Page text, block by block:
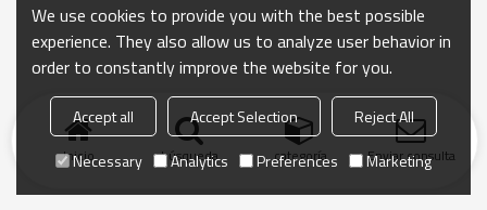
Inicio búsqueda categoría Enviar consulta
We use cookies to provide you with the best possible
experience. They also allow us to analyze user behavior in
order to constantly improve the website for you.
Accept all Accept Selection
Reject All
Necessary
Analytics Preferences Marketing